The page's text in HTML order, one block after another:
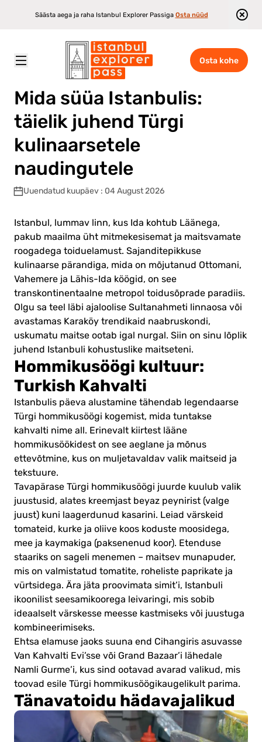
Säästa aega ja raha Istanbul Explorer Passiga Osta nüüd
Osta kohe
Istanbul Explorer Pass \ Blogi \ Mida süüa Istanbulis: täielik juhend Türgi kulinaarsetele naudingutele
Mida süüa Istanbulis:
täielik juhend Türgi
kulinaarsetele
naudingutele
Uuendatud kuupäev : 04 August 2026
Istanbul, lummav linn, kus Ida kohtub Läänega,
pakub maailma üht mitmekesisemat ja maitsvamate
roogadega toiduelamust. Sajanditepikkuse
kulinaarse pärandiga, mida on mõjutanud Ottomani,
Vahemere ja Lähis-Ida köögid, on see
transkontinentaalne metropol toidusõprade paradiis.
Olgu sa teel läbi ajaloolise Sultanahmeti linnaosa või
avastamas Karaköy trendikaid naabruskondi,
uskumatu maitse ootab igal nurgal. Siin on sinu lõplik
juhend Istanbuli kohustuslike maitseteni.
Hommikusöögi kultuur:
Turkish Kahvalti
Istanbulis päeva alustamine tähendab legendaarse
Türgi hommikusöögi kogemist, mida tuntakse
kahvalti nime all. Erinevalt kiirtest lääne
hommikusöökidest on see aeglane ja mõnus
ettevõtmine, kus on muljetavaldav valik maitseid ja
tekstuure.
Tavapärase Türgi hommikusöögi juurde kuulub valik
juustusid, alates kreemjast beyaz peynirist (valge
juust) kuni laagerdunud kasarini. Leiad värskeid
tomateid, kurke ja oliive koos koduste moosidega,
mee ja kaymakiga (paksenenud koor). Etenduse
staariks on sageli menemen – maitsev munapuder,
mis on valmistatud tomatite, roheliste paprikate ja
vürtsidega. Ära jäta proovimata simit’i, Istanbuli
ikoonilist seesamikoorega leivaringi, mis sobib
ideaalselt värskesse meesse kastmiseks või juustuga
kombineerimiseks.
Ehtsa elamuse jaoks suuna end Cihangiris asuvasse
Van Kahvalti Evi’sse või Grand Bazaar’i lähedale
Namli Gurme’i, kus sind ootavad avarad valikud, mis
toovad esile Türgi hommikusöögikaugelikult parima.
Tänavatoidu hädavajalikud